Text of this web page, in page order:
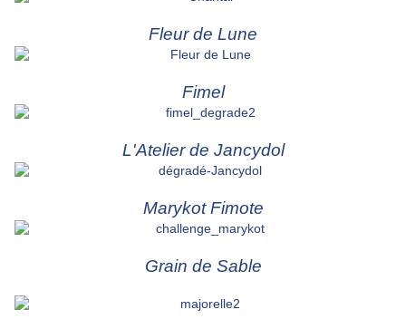
Fleur de Lune
Fimel
L'Atelier de Jancydol
Marykot Fimote
Grain de Sable